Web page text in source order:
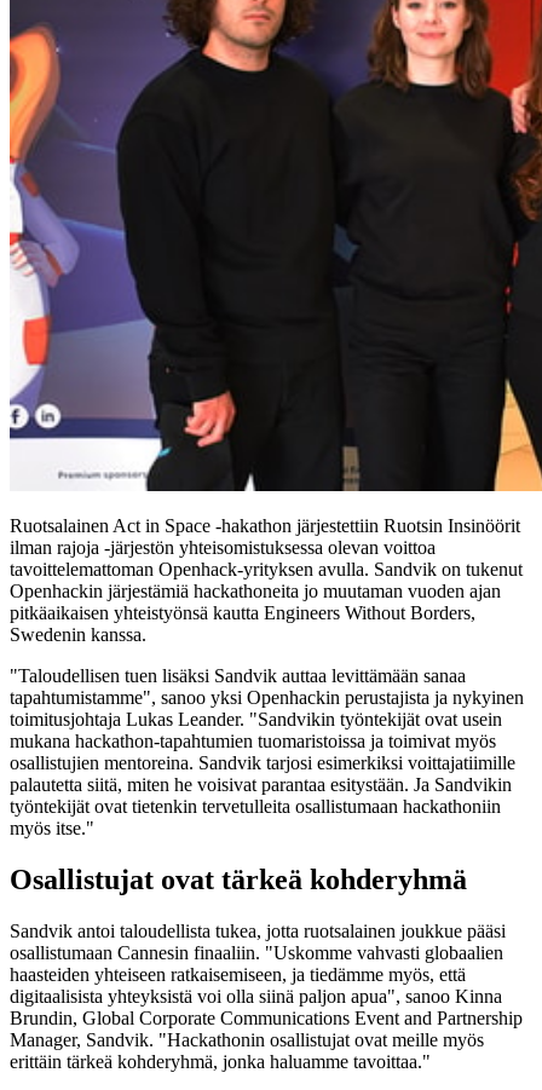
Ruotsalainen Act in Space -hakathon järjestettiin Ruotsin Insinöörit
ilman rajoja -järjestön yhteisomistuksessa olevan voittoa
tavoittelemattoman Openhack-yrityksen avulla. Sandvik on tukenut
Openhackin järjestämiä hackathoneita jo muutaman vuoden ajan
pitkäaikaisen yhteistyönsä kautta Engineers Without Borders,
Swedenin kanssa.
"Taloudellisen tuen lisäksi Sandvik auttaa levittämään sanaa
tapahtumistamme", sanoo yksi Openhackin perustajista ja nykyinen
toimitusjohtaja Lukas Leander. "Sandvikin työntekijät ovat usein
mukana hackathon-tapahtumien tuomaristoissa ja toimivat myös
osallistujien mentoreina. Sandvik tarjosi esimerkiksi voittajatiimille
palautetta siitä, miten he voisivat parantaa esitystään. Ja Sandvikin
työntekijät ovat tietenkin tervetulleita osallistumaan hackathoniin
myös itse."
Osallistujat ovat tärkeä kohderyhmä
Sandvik antoi taloudellista tukea, jotta ruotsalainen joukkue pääsi
osallistumaan Cannesin finaaliin. "Uskomme vahvasti globaalien
haasteiden yhteiseen ratkaisemiseen, ja tiedämme myös, että
digitaalisista yhteyksistä voi olla siinä paljon apua", sanoo Kinna
Brundin, Global Corporate Communications Event and Partnership
Manager, Sandvik. "Hackathonin osallistujat ovat meille myös
erittäin tärkeä kohderyhmä, jonka haluamme tavoittaa."